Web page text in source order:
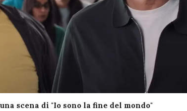
scena di "Io sono la fine del mondo"